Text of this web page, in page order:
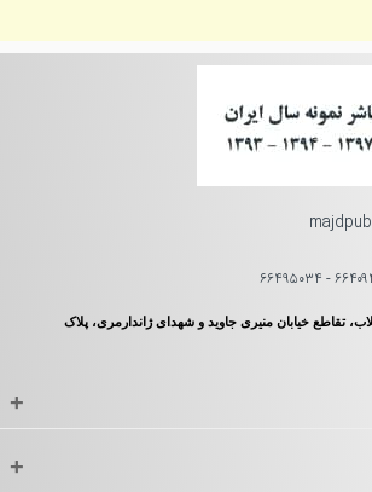
تقاطع خیابان منیری جاوید و شهدای ژاندارمری، پلاک
+
+